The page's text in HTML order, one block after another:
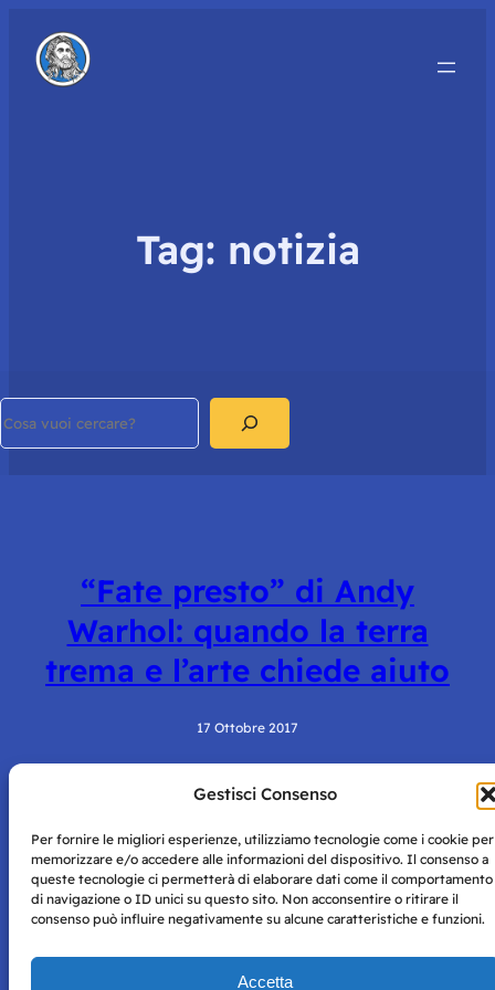
Gestisci Consenso
Per fornire le migliori esperienze, utilizziamo tecnologie come i cookie per
memorizzare e/o accedere alle informazioni del dispositivo. Il consenso a
queste tecnologie ci permetterà di elaborare dati come il comportamento
di navigazione o ID unici su questo sito. Non acconsentire o ritirare il
consenso può influire negativamente su alcune caratteristiche e funzioni.
Accetta
Tag: notizia
“Fate presto” di Andy
Warhol: quando la terra
trema e l’arte chiede aiuto
17 Ottobre 2017
Napoli con autorizzazione numero 38 del 25/9/2019.
Tutte le immagini e i contenuti su questo sito sono forniti